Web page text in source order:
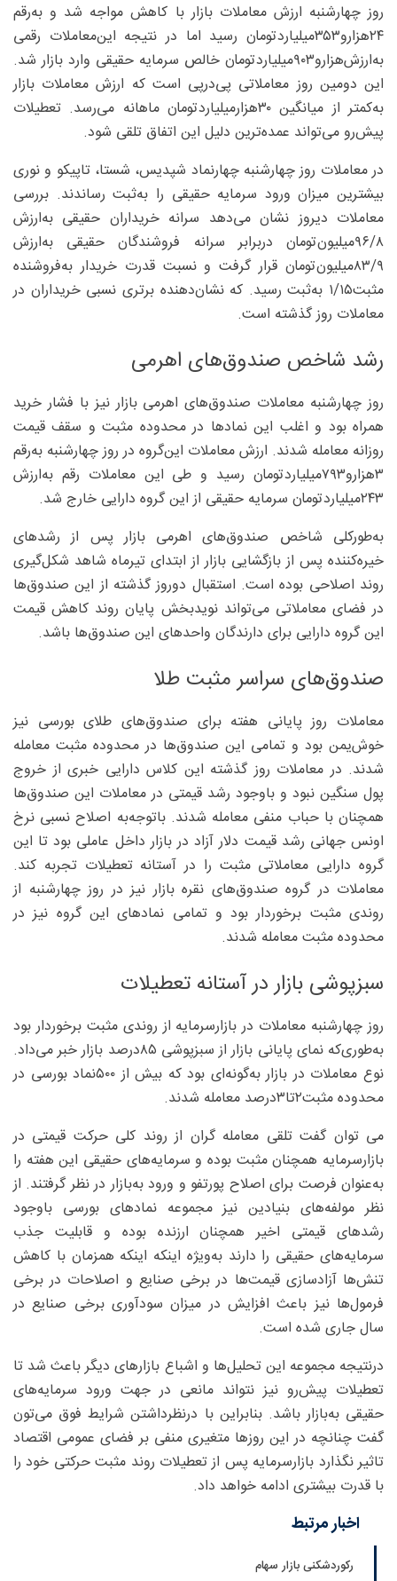
روز چهارشنبه ارزش معاملات بازار با کاهش مواجه شد و به‌رقم
۲۴‌هزارو۳۵۳‌میلیاردتومان رسید اما در نتیجه این‌معاملات رقمی
به‌ارزش‌هزارو۹۰۳‌میلیاردتومان خالص سرمایه حقیقی وارد بازار شد.
این دومین روز معاملاتی پی‌درپی است که ارزش معاملات بازار
به‌کمتر از میانگین ۳۰‌هزار‌میلیاردتومان ماهانه می‌رسد. تعطیلات
پیش‌رو می‌تواند عمده‌ترین دلیل این اتفاق تلقی شود.
در معاملات روز چهارشنبه چهارنماد شپدیس، شستا، تاپیکو و نوری
بیشترین میزان ورود سرمایه حقیقی را به‌ثبت رساندند. بررسی
معاملات دیروز نشان می‌دهد سرانه خریداران حقیقی به‌ارزش
۸/‏۹۶‌میلیون‌تومان دربرابر سرانه فروشندگان حقیقی به‌ارزش
۹/‏۸۳‌میلیون‌تومان قرار گرفت و نسبت قدرت خریدار به‌فروشنده
مثبت۱۵/‏۱ به‌ثبت رسید. که نشان‌دهنده برتری نسبی خریداران در
معاملات روز گذشته است.
رشد شاخص صندوق‌های اهرمی
روز چهارشنبه معاملات صندوق‌های اهرمی بازار نیز با فشار خرید
همراه بود و اغلب این نمادها در محدوده مثبت و سقف قیمت
روزانه معامله شدند. ارزش معاملات این‌گروه در روز چهارشنبه به‌رقم
۳‌هزارو۷۹۳‌میلیاردتومان رسید و طی این معاملات رقم به‌ارزش
۲۴۳‌میلیاردتومان سرمایه حقیقی از این گروه دارایی خارج شد.
به‌طورکلی شاخص صندوق‌های اهرمی بازار پس از رشدهای
خیره‌کننده پس از بازگشایی بازار از ابتدای تیرماه شاهد شکل‌گیری
روند اصلاحی بوده است. استقبال دوروز گذشته از این صندوق‌ها
در فضای معاملاتی می‌تواند نویدبخش پایان روند کاهش قیمت
این گروه دارایی برای دارندگان واحدهای این صندوق‌ها باشد.
صندوق‌های سراسر مثبت طلا
معاملات روز پایانی هفته برای صندوق‌های طلای بورسی نیز
خوش‌یمن بود و تمامی این صندوق‌ها در محدوده مثبت معامله
شدند. در معاملات روز گذشته این کلاس دارایی خبری از خروج
پول سنگین نبود و باوجود رشد قیمتی در معاملات این صندوق‌ها
همچنان با حباب منفی معامله شدند. باتوجه‌به اصلاح نسبی نرخ
اونس جهانی رشد قیمت دلار آزاد در بازار داخل عاملی بود تا این
گروه دارایی معاملاتی مثبت را در آستانه تعطیلات تجربه کند.
معاملات در گروه صندوق‌های نقره بازار نیز در روز چهارشنبه از
روندی مثبت برخوردار بود و تمامی نمادهای این گروه نیز در
محدوده مثبت معامله شدند.
سبزپوشی بازار در آستانه تعطیلات
روز چهارشنبه معاملات در بازارسرمایه از روندی مثبت برخوردار بود
به‌طوری‌که نمای پایانی بازار از سبزپوشی ۸۵‌درصد بازار خبر می‌داد.
نوع معاملات در بازار به‌گونه‌ای بود که بیش از ۵۰۰نماد بورسی در
محدوده مثبت۲تا۳‌درصد معامله شدند.
می توان گفت تلقی معامله گران از روند کلی حرکت قیمتی در
بازارسرمایه همچنان مثبت بوده و سرمایه‌های حقیقی این هفته را
به‌عنوان فرصت برای اصلاح پورتفو و ورود به‌بازار در نظر گرفتند. از
نظر مولفه‌های بنیادین نیز مجموعه نمادهای بورسی باوجود
رشدهای قیمتی اخیر همچنان ارزنده بوده و قابلیت جذب
سرمایه‌های حقیقی را دارند به‌ویژه اینکه اینکه همزمان با کاهش
تنش‌ها آزادسازی قیمت‌ها در برخی صنایع و اصلاحات در برخی
فرمول‌ها نیز باعث افزایش در میزان سودآوری برخی صنایع در
سال جاری شده است.
درنتیجه مجموعه این تحلیل‌ها و اشباع بازارهای دیگر باعث شد تا
تعطیلات پیش‌رو نیز نتواند مانعی در جهت ورود سرمایه‌های
حقیقی به‌بازار باشد. بنابراین با درنظرداشتن شرایط فوق می‌تون
گفت چنانچه در این روزها متغیری منفی بر فضای عمومی اقتصاد
تاثیر نگذارد بازارسرمایه پس از تعطیلات روند مثبت حرکتی خود را
با قدرت بیشتری ادامه خواهد داد.
اخبار مرتبط
رکوردشکنی بازار سهام